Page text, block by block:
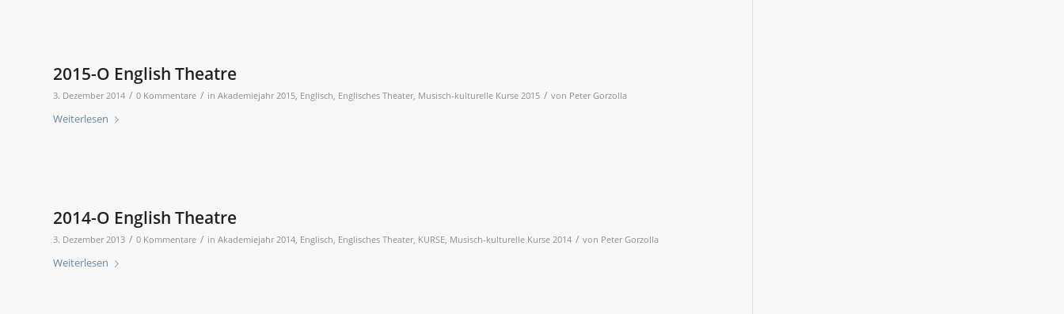
2015-O English Theatre
3. Dezember 2014 / 0 Kommentare / in Akademiejahr 2015, Englisch, Englisches Theater, Musisch-kulturelle Kurse 2015 / von Peter Gorzolla
Weiterlesen
2014-O English Theatre
3. Dezember 2013 / 0 Kommentare / in Akademiejahr 2014, Englisch, Englisches Theater, KURSE, Musisch-kulturelle Kurse 2014 / von Peter Gorzolla
Weiterlesen